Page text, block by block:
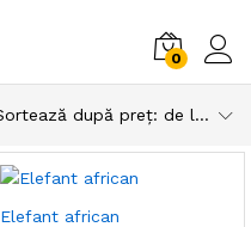
0
Sortează după preț: de la mic la mare
Elefant african